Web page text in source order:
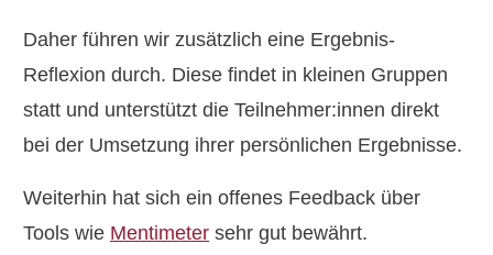
Daher führen wir zusätzlich eine Ergebnis-
Reflexion durch. Diese findet in kleinen Gruppen
statt und unterstützt die Teilnehmer:innen direkt
bei der Umsetzung ihrer persönlichen Ergebnisse.
Weiterhin hat sich ein offenes Feedback über
Tools wie Mentimeter sehr gut bewährt.